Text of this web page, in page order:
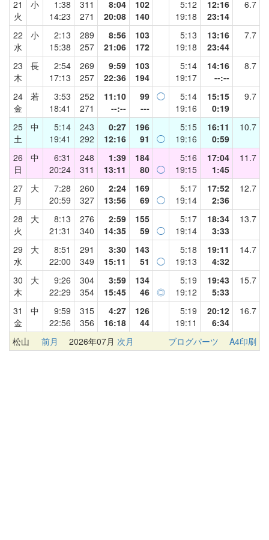
21
火
小
1:38
14:23
311
271
8:04
20:08
102
140
5:12
19:18
12:16
23:14
6.7
22
水
小
2:13
15:38
289
257
8:56
21:06
103
172
5:13
19:18
13:16
23:44
7.7
23
木
長
2:54
17:13
269
257
9:59
22:36
103
194
5:14
19:17
14:16
--:--
8.7
24
金
若
3:53
18:41
252
271
11:10
--:--
99
---
◯
5:14
19:16
15:15
0:19
9.7
25
土
中
5:14
19:41
243
292
0:27
12:16
196
91
◯
5:15
19:16
16:11
0:59
10.7
26
日
中
6:31
20:24
248
311
1:39
13:11
184
80 ◯
5:16
19:15
17:04
1:45
11.7
27
月
大
7:28
20:59
260
327
2:24
13:56
169
69 ◯
5:17
19:14
17:52
2:36
12.7
28
火
大
8:13
21:31
276
340
2:59
14:35
155
59 ◯
5:17
19:14
18:34
3:33
13.7
29
水
大
8:51
22:00
291
349
3:30
15:11
143
51
◯
5:18
19:13
19:11
4:32
14.7
30
木
大
9:26
22:29
304
354
3:59
15:45
134
46 ◎
5:19
19:12
19:43
5:33
15.7
31
金
中
9:59
22:56
315
356
4:27
16:18
126
44
5:19
19:11
20:12
6:34
16.7
松山 前月 2026年07月 次月 ブログパーツ A4印刷